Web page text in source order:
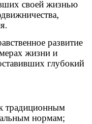
своей жизнью
развитие
жизни и
глубокий
традиционным
нормам;